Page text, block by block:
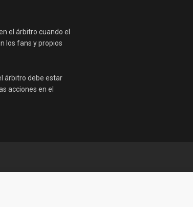
el árbitro cuando el
los fans y propios
árbitro debe estar
acciones en el